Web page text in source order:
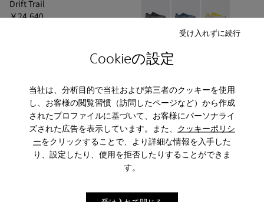
Cookieの設定
当社は、分析目的で当社および第三者のクッキーを使用
し、お客様の閲覧習慣（訪問したページなど）から作成
されたプロファイルに基づいて、お客様にパーソナライ
ズされた広告を表示しています。また、 クッキーポリシ
ーをクリックすることで、より詳細な情報を入手した
り、設定したり、使用を拒否したりすることができま
す。
受け入れずに続行
Drift Trail
￥24,640
追加
Drift Trail - K101084-002 -
Drift Trail - K101084-
Drift Trail -
￥17,820
￥29,700
追加